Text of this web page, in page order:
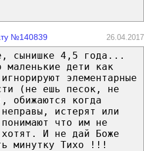
№140839 26.04.2017
сынишке 4,5 года...
маленькие дети как
элементарные
(не ешь песок, не
обижаются когда
истерят или
что им не
И не дай Боже
минутку Тихо !!!